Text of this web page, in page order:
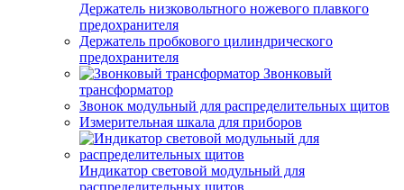
Держатель низковольтного ножевого плавкого
предохранителя
Держатель пробкового цилиндрического
предохранителя
Звонковый
трансформатор
Звонок модульный для распределительных щитов
Измерительная шкала для приборов
Индикатор световой модульный для
распределительных щитов